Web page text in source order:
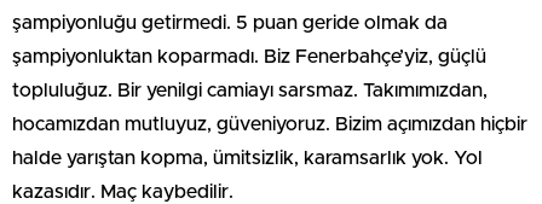
şampiyonluğu getirmedi. 5 puan geride olmak da
şampiyonluktan koparmadı. Biz Fenerbahçe’yiz, güçlü
topluluğuz. Bir yenilgi camiayı sarsmaz. Takımımızdan,
hocamızdan mutluyuz, güveniyoruz. Bizim açımızdan hiçbir
halde yarıştan kopma, ümitsizlik, karamsarlık yok. Yol
kazasıdır. Maç kaybedilir.